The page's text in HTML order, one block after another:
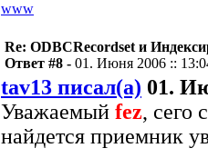
www
Re: ODBCRecordset и
Ответ #8 - 01. Июня 2006 ::
tav13 писал(а) 01.
Уважаемый fez, сего
найдется приемник